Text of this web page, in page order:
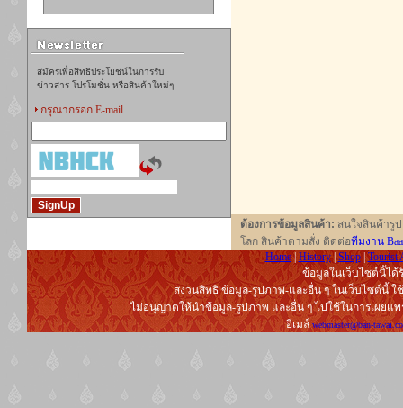
สมัครเพื่อสิทธิประโยชน์ในการรับ
ข่าวสาร โปรโมชั่น หรือสินค้าใหม่ๆ
กรุณากรอก E-mail
ต้องการข้อมูลสินค้า: สนใจสินค้ารู
โลก สินค้าตามสั่ง ติดต่อทีมงาน
Home|History|Shop|Tourist
ข้อมูลในเว็บไซต์นิ้ได้
สงวนสิทธิ ข้อมูล-รูปภาพ-และอื่น ๆ ในเว็บไซต์นี้ ใ
ไม่อนุญาตให้นำข้อมูล-รูปภาพ และอื่น ๆ ไปใช้ในการเผย
อีเมล์webmaster@ban-